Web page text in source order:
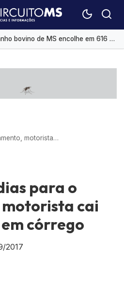
Compras internacionais de até US$ 50 podem voltar a ter imposto em setembro
Rebanho bovino de MS encolhe em 616 mil animais em um ano
Grande Muralha Verde restaura 1,66 milhão de hectares na África
Faltando 2 dias para o casamento, motorista cai com veículo em córrego
para o
cai
córrego
2017